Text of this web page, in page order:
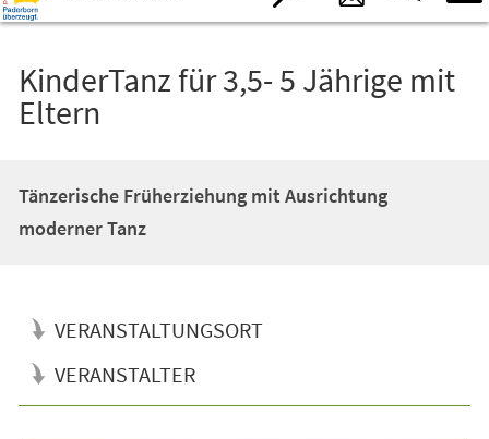
KinderTanz für 3,5- 5 Jährige mit
Eltern
Tänzerische Früherziehung mit Ausrichtung
moderner Tanz
VERANSTALTUNGSORT
VERANSTALTER